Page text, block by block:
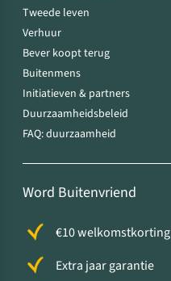
Tweede leven
Verhuur
Bever koopt terug
Buitenmens
Initiatieven & partners
Duurzaamheidsbeleid
FAQ: duurzaamheid
Word Buitenvriend
€10 welkomstkorting
Extra jaar garantie